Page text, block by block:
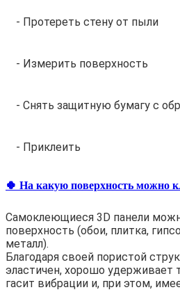
- Протереть стену от пыли
- Измерить поверхность
- Снять защитную бумагу с
- Приклеить
🍀 На какую поверхность можно
Самоклеющиеся 3D панели
поверхность (обои, плитка,
металл).
Благодаря своей пористой
эластичен, хорошо удерживает
гасит вибрации и, при этом,